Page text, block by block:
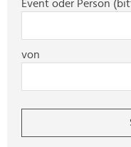
Event oder Person
von